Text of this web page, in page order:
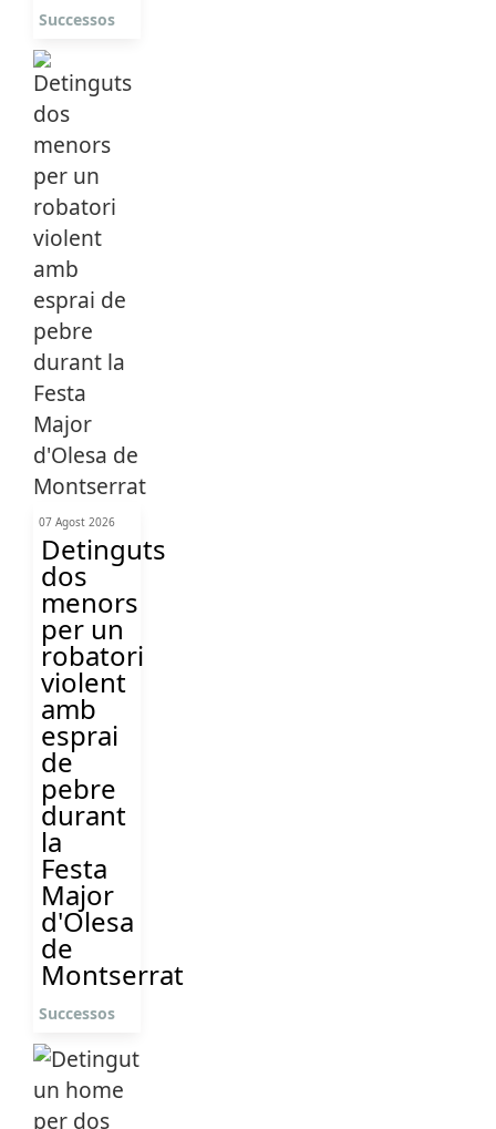
Successos
07 Agost 2026
Detinguts
dos
menors
per un
robatori
violent
amb
esprai
de
pebre
durant
la
Festa
Major
d'Olesa
de
Montserrat
Successos